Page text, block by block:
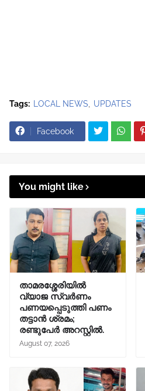
Tags: LOCAL NEWS UPDATES
Facebook
You might like
താമരശ്ശേരിയിൽ
വ്യാജ സ്വർണം
പണയപ്പെടുത്തി പണം
തട്ടാൻ ശ്രമം;
രണ്ടുപേർ അറസ്റ്റിൽ.
August 07, 2026